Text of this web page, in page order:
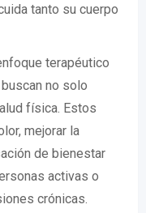
tanto su cuerpo
terapéutico
no solo
física. Estos
mejorar la
de bienestar
activas o
crónicas.